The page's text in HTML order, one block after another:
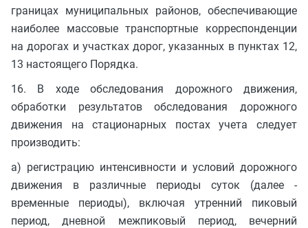
границах муниципальных районов, обеспечивающие
наиболее массовые транспортные корреспонденции
на дорогах и участках дорог, указанных в пунктах 12,
13 настоящего Порядка.
16. В ходе обследования дорожного движения,
обработки результатов обследования дорожного
движения на стационарных постах учета следует
производить:
а) регистрацию интенсивности и условий дорожного
движения в различные периоды суток (далее -
временные периоды), включая утренний пиковый
период, дневной межпиковый период, вечерний